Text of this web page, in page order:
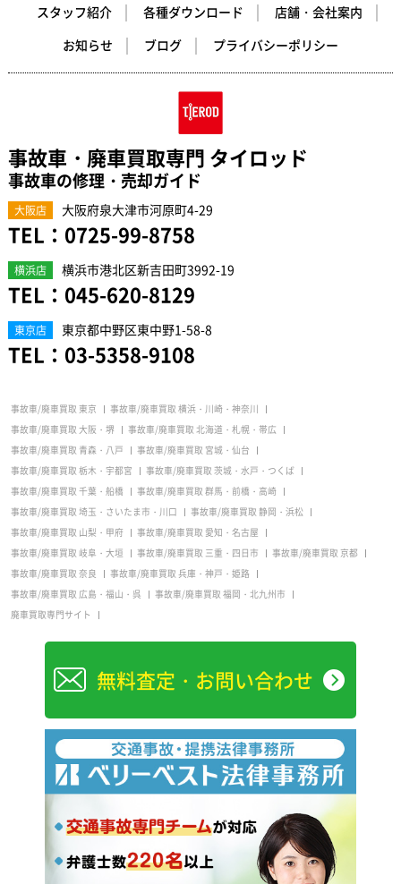
スタッフ紹介
各種ダウンロード
店舗・会社案内
お知らせ
ブログ プライバシーポリシー
事故車・廃車買取専門 タイロッド
事故車の修理・売却ガイド
大阪店 大阪府泉大津市河原町4-29
TEL： 0725-99-8758
横浜店 横浜市港北区新吉田町3992-19
TEL： 045-620-8129
東京店 東京都中野区東中野1-58-8
TEL： 03-5358-9108
事故車/廃車買取 東京
事故車/廃車買取 横浜・川崎・神奈川
事故車/廃車買取 大阪・堺
事故車/廃車買取 北海道・札幌・帯広
事故車/廃車買取 青森・八戸
事故車/廃車買取 宮城・仙台
事故車/廃車買取 栃木・宇都宮
事故車/廃車買取 茨城・水戸・つくば
事故車/廃車買取 千葉・船橋
事故車/廃車買取 群馬・前橋・高崎
事故車/廃車買取 埼玉・さいたま市・川口
事故車/廃車買取 静岡・浜松
事故車/廃車買取 山梨・甲府
事故車/廃車買取 愛知・名古屋
事故車/廃車買取 岐阜・大垣
事故車/廃車買取 三重・四日市
事故車/廃車買取 京都
事故車/廃車買取 奈良
事故車/廃車買取 兵庫・神戸・姫路
事故車/廃車買取 広島・福山・呉
事故車/廃車買取 福岡・北九州市
廃車買取専門サイト
無料査定・お問い合わせ